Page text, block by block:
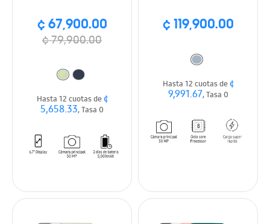
¢ 67,900.00
¢ 79,900.00
Hasta 12 cuotas de¢
5,658.33, Tasa 0
¢ 119,900.00
Hasta 12 cuotas de¢
9,991.67, Tasa 0